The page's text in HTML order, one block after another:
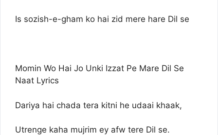
Is sozish-e-gham ko hai zid mere hare Dil se
Momin Wo Hai Jo Unki Izzat Pe Mare Dil Se
Naat Lyrics
Dariya hai chada tera kitni he udaai khaak,
Utrenge kaha mujrim ey afw tere Dil se.